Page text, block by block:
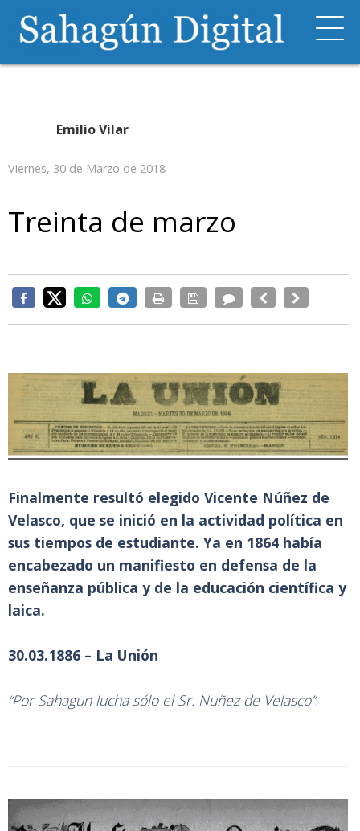
Emilio Vilar
Viernes, 30 de Marzo de 2018
Treinta de marzo
Finalmente resultó elegido Vicente Núñez de
Velasco, que se inició en la actividad política en
sus tiempos de estudiante. Ya en 1864 había
encabezado un manifiesto en defensa de la
enseñanza pública y de la educación científica y
laica.
30.03.1886 – La Unión
“Por Sahagun lucha sólo el Sr. Nuñez de Velasco”.